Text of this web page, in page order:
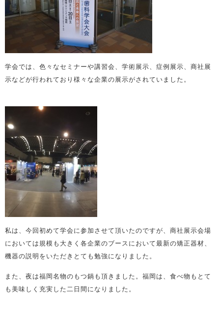
学会では、色々なセミナーや講習会、学術展示、症例展示、商社展
示などが行われており様々な企業の展示がされていました。
私は、今回初めて学会に参加させて頂いたのですが、商社展示会場
においては規模も大きく各企業のブースにおいて最新の矯正器材、
機器の説明をいただきとても勉強になりました。
また、夜は福岡名物のもつ鍋も頂きました。福岡は、食べ物もとて
も美味しく充実した二日間になりました。